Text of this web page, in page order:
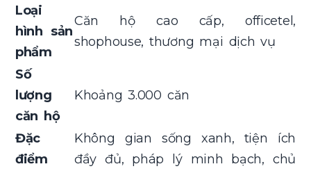
Loại
hình sản
phẩm
Căn hộ cao cấp, officetel,
shophouse, thương mại dịch vụ
Số
lượng
căn hộ
Khoảng 3.000 căn
Đặc
điểm
Không gian sống xanh, tiện ích
đầy đủ, pháp lý minh bạch, chủ